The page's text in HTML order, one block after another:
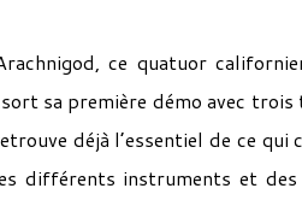
ce quatuor
sa première démo avec
déjà l’essentiel de ce
différents instruments et des